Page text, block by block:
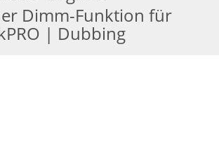
Dimm-Funktion für
| Dubbing